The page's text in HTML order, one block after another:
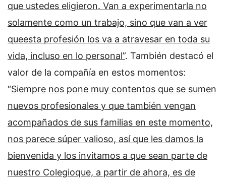
que ustedes eligieron. Van a experimentarla no
solamente como un trabajo, sino que van a ver
queesta profesión los va a atravesar en toda su
vida, incluso en lo personal”. También destacó el
valor de la compañía en estos momentos:
“Siempre nos pone muy contentos que se sumen
nuevos profesionales y que también vengan
acompañados de sus familias en este momento,
nos parece súper valioso, así que les damos la
bienvenida y los invitamos a que sean parte de
nuestro Colegioque, a partir de ahora, es de